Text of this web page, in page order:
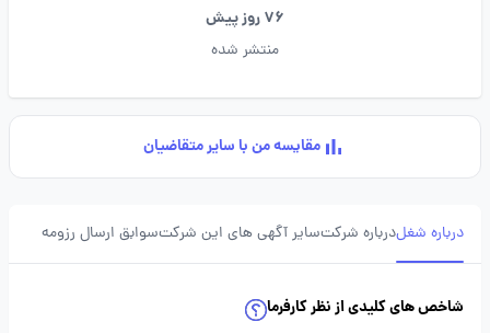
76 روز پیش
منتشر شده
مقایسه من با سایر متقاضیان
درباره شغلدرباره شرکتسایر آگهی های این شرکتسوابق ارسال رزومه
شاخص های کلیدی از نظر کارفرما